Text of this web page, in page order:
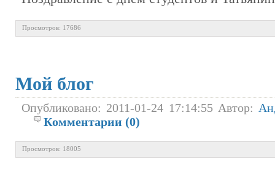
Просмотров: 17686
Мой блог
Опубликовано: 2011-01-24 17:14:55 Автор:
Комментарии (0)
Просмотров: 18005